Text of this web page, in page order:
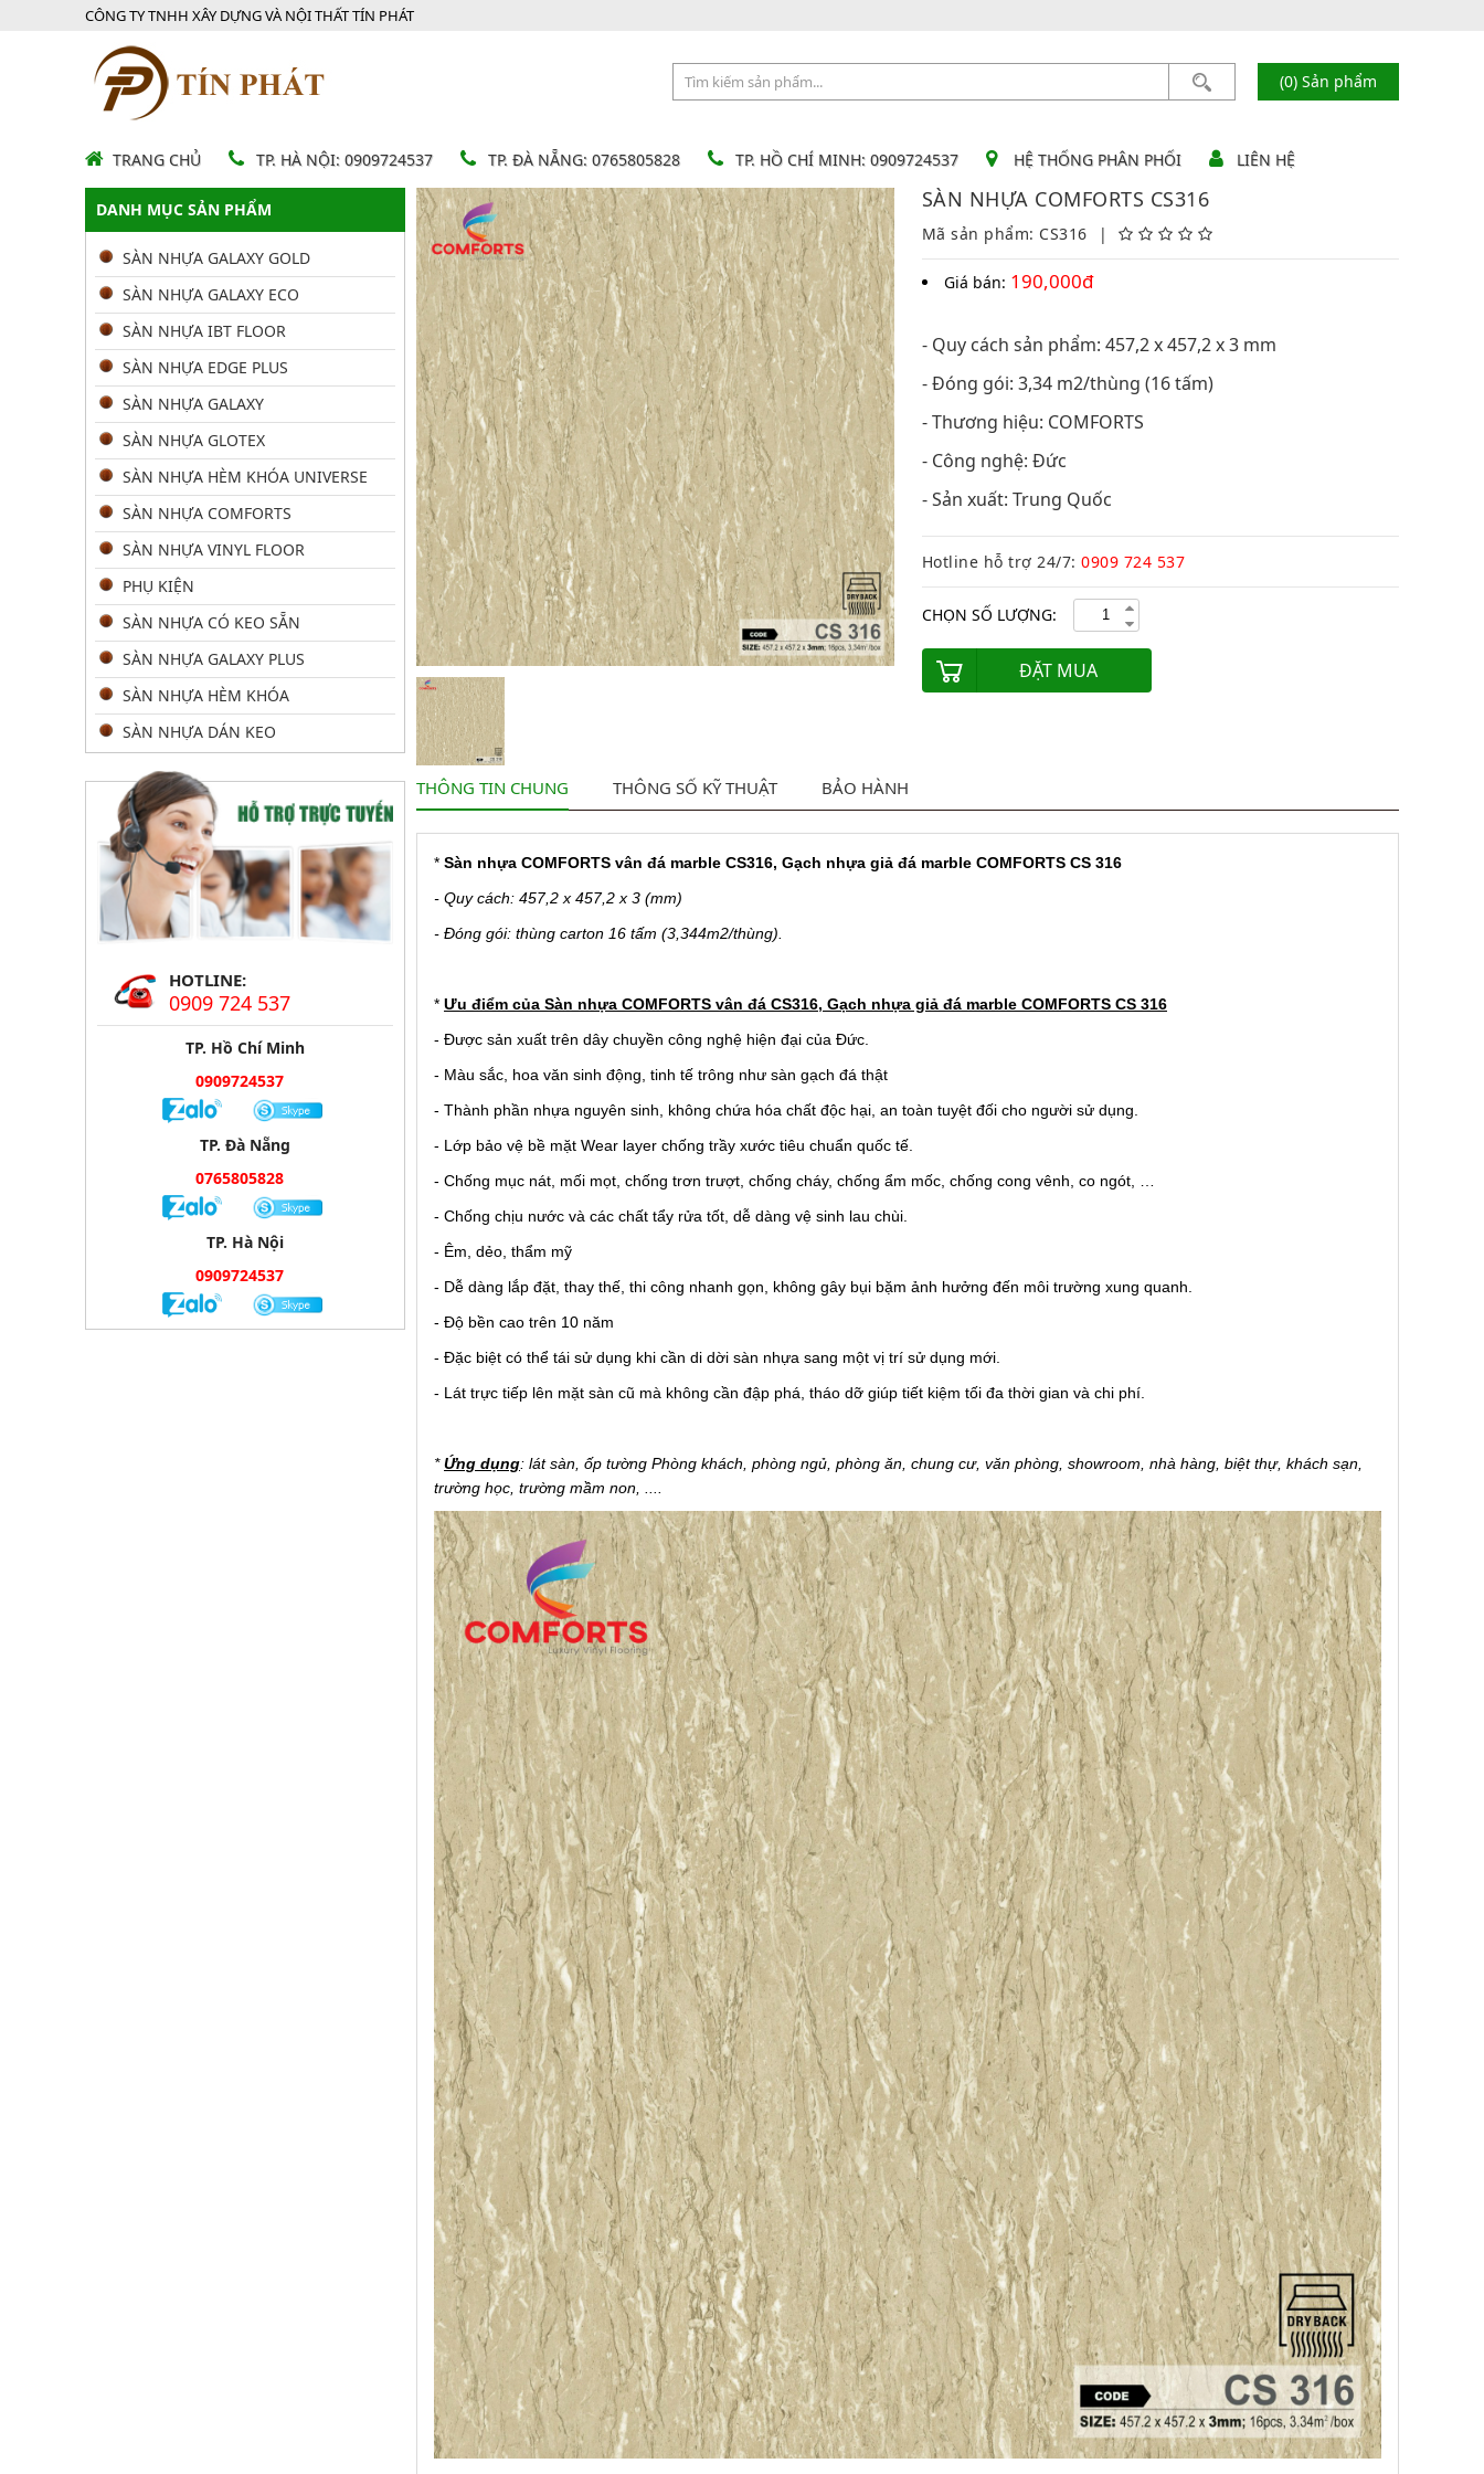
CÔNG TY TNHH XÂY DỰNG VÀ NỘI THẤT TÍN PHÁT
(0) Sản phẩm
TRANG CHỦ TP. HÀ NỘI: 0909724537 TP. ĐÀ NẴNG: 0765805828 TP. HỒ CHÍ MINH: 0909724537 HỆ THỐNG PHÂN PHỐI LIÊN HỆ
DANH MỤC SẢN PHẨM
SÀN NHỰA GALAXY GOLD
SÀN NHỰA GALAXY ECO
SÀN NHỰA IBT FLOOR
SÀN NHỰA EDGE PLUS
SÀN NHỰA GALAXY
SÀN NHỰA GLOTEX
SÀN NHỰA HÈM KHÓA UNIVERSE
SÀN NHỰA COMFORTS
SÀN NHỰA VINYL FLOOR
PHỤ KIỆN
SÀN NHỰA CÓ KEO SẴN
SÀN NHỰA GALAXY PLUS
SÀN NHỰA HÈM KHÓA
SÀN NHỰA DÁN KEO
HOTLINE:
0909 724 537
TP. Hồ Chí Minh
0909724537
TP. Đà Nẵng
0765805828
TP. Hà Nội
0909724537
SÀN NHỰA COMFORTS CS316
Mã sản phẩm: CS316 |
Giá bán: 190,000đ
- Quy cách sản phẩm: 457,2 x 457,2 x 3 mm
- Đóng gói: 3,34 m2/thùng (16 tấm)
- Thương hiệu: COMFORTS
- Công nghệ: Đức
- Sản xuất: Trung Quốc
Hotline hỗ trợ 24/7: 0909 724 537
CHỌN SỐ LƯỢNG:
ĐẶT MUA
THÔNG TIN CHUNG THÔNG SỐ KỸ THUẬT BẢO HÀNH
* Sàn nhựa COMFORTS vân đá marble CS316, Gạch nhựa giả đá marble COMFORTS CS 316
- Quy cách: 457,2 x 457,2 x 3 (mm)
- Đóng gói: thùng carton 16 tấm (3,344m2/thùng).
* Ưu điểm của Sàn nhựa COMFORTS vân đá CS316, Gạch nhựa giả đá marble COMFORTS CS 316
- Được sản xuất trên dây chuyền công nghệ hiện đại của Đức.
- Màu sắc, hoa văn sinh động, tinh tế trông như sàn gạch đá thật
- Thành phần nhựa nguyên sinh, không chứa hóa chất độc hại, an toàn tuyệt đối cho người sử dụng.
- Lớp bảo vệ bề mặt Wear layer chống trầy xước tiêu chuẩn quốc tế.
- Chống mục nát, mối mọt, chống trơn trượt, chống cháy, chống ẩm mốc, chống cong vênh, co ngót, …
- Chống chịu nước và các chất tẩy rửa tốt, dễ dàng vệ sinh lau chùi.
- Êm, dẻo, thẩm mỹ
- Dễ dàng lắp đặt, thay thế, thi công nhanh gọn, không gây bụi bặm ảnh hưởng đến môi trường xung quanh.
- Độ bền cao trên 10 năm
- Đặc biệt có thể tái sử dụng khi cần di dời sàn nhựa sang một vị trí sử dụng mới.
- Lát trực tiếp lên mặt sàn cũ mà không cần đập phá, tháo dỡ giúp tiết kiệm tối đa thời gian và chi phí.
*Ứng dụng: lát sàn, ốp tường Phòng khách, phòng ngủ, phòng ăn, chung cư, văn phòng, showroom, nhà hàng, biệt thự, khách sạn,
trường học, trường mầm non, ....